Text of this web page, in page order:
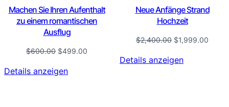
Angebot
Machen Sie Ihren Aufenthalt
zu einem romantischen
Ausflug
$600.00 Ursprünglicher
war:
$499.00
Details anzeigen
Angebot
Neue Anfänge Strand
Hochzeit
$2,400.00 Ursprünglicher
war:
$1,999.00
Details anzeigen